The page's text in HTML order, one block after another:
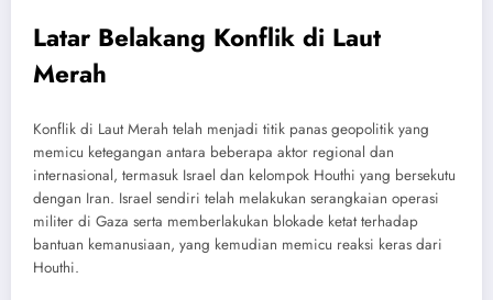
Latar Belakang Konflik di Laut
Merah
Konflik di Laut Merah telah menjadi titik panas geopolitik yang
memicu ketegangan antara beberapa aktor regional dan
internasional, termasuk Israel dan kelompok Houthi yang bersekutu
dengan Iran. Israel sendiri telah melakukan serangkaian operasi
militer di Gaza serta memberlakukan blokade ketat terhadap
bantuan kemanusiaan, yang kemudian memicu reaksi keras dari
Houthi.